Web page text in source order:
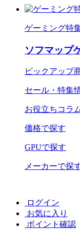
ゲーミング特
ソフマップ
ピックアップ
セール・特集
お役立ちコラ
価格で探す
GPUで探す
メーカーで探
ログイン
お気に入り
ポイント確認